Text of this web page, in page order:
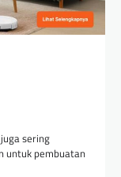
sering
untuk pembuatan